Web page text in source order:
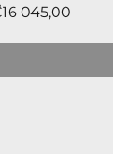
045,00
oferta